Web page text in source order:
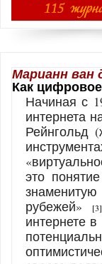
Марианн ван
Как
Начиная с
интернета
Рейнгольд
это
рубежей»
[3]
интернете